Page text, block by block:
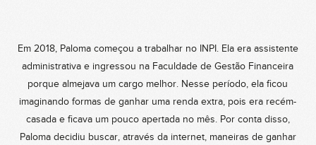
Em 2018, Paloma começou a trabalhar no INPI. Ela era assistente
administrativa e ingressou na Faculdade de Gestão Financeira
porque almejava um cargo melhor. Nesse período, ela ficou
imaginando formas de ganhar uma renda extra, pois era recém-
casada e ficava um pouco apertada no mês. Por conta disso,
Paloma decidiu buscar, através da internet, maneiras de ganhar